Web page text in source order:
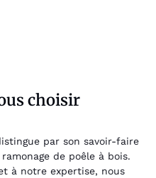
choisir
par son savoir-faire
de poêle à bois.
à notre expertise, nous